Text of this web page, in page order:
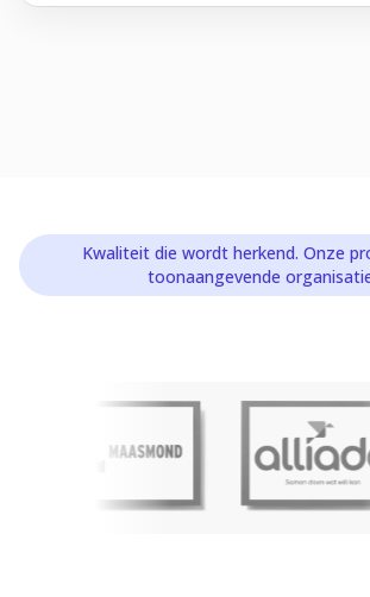
Kwaliteit die wordt herkend. Onze
toonaangevende